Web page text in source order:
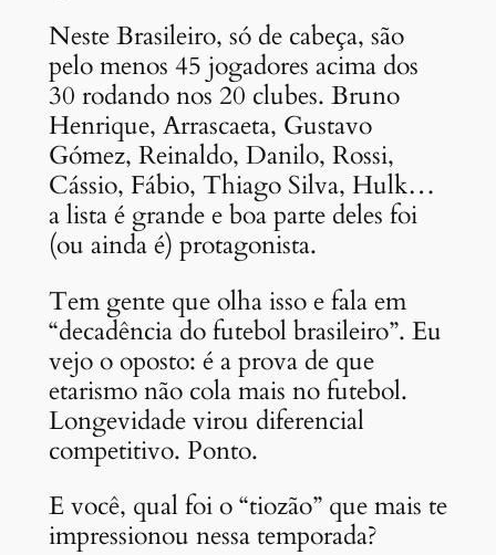
Neste Brasileiro, só de cabeça, são
pelo menos 45 jogadores acima dos
30 rodando nos 20 clubes. Bruno
Henrique, Arrascaeta, Gustavo
Gómez, Reinaldo, Danilo, Rossi,
Cássio, Fábio, Thiago Silva, Hulk…
a lista é grande e boa parte deles foi
(ou ainda é) protagonista.
Tem gente que olha isso e fala em
“decadência do futebol brasileiro”. Eu
vejo o oposto: é a prova de que
etarismo não cola mais no futebol.
Longevidade virou diferencial
competitivo. Ponto.
E você, qual foi o “tiozão” que mais te
impressionou nessa temporada?